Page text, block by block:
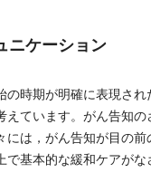
ニケーション
時期が明確に表現さ
ています。がん告知
は，がん告知が目の
基本的な緩和ケアがな